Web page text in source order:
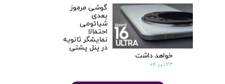
گوشی مرموز
بعدی
شیائومی
احتمالا
نمایشگر ثانویه
در پنل پشتی
خواهد داشت
۲۳ تیر ۰۴